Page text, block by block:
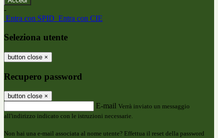
-
Entra con SPID Entra con CIE
Seleziona utente
button close ×
Recupero password
button close ×
E-mail Verrà inviato un messaggio
all'indirizzo indicato con le istruzioni necessarie.
Non hai una e-mail associata al nome utente? Effettua il reset della password